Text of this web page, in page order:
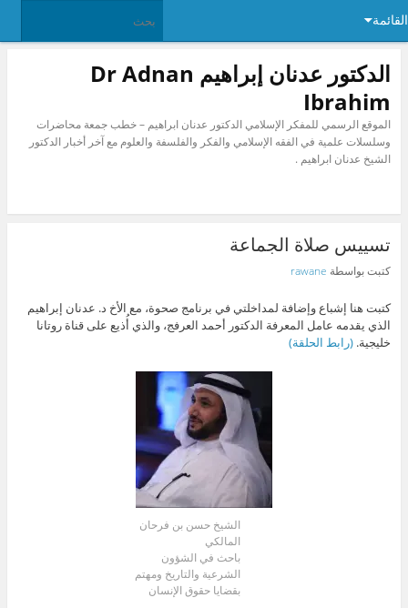
القائمة
الدكتور عدنان إبراهيم Dr Adnan
Ibrahim
الموقع الرسمي للمفكر الإسلامي الدكتور عدنان ابراهيم – خطب جمعة محاضرات
وسلسلات علمية في الفقه الإسلامي والفكر والفلسفة والعلوم مع آخر أخبار الدكتور
الشيخ عدنان ابراهيم .
تسييس صلاة الجماعة
كتبت بواسطة rawane
كتبت هنا إشباع وإضافة لمداخلتي في برنامج صحوة، مع الأخ د. عدنان إبراهيم
الذي يقدمه عامل المعرفة الدكتور أحمد العرفج، والذي أُذيع على قناة روتانا
خليجية. (رابط الحلقة)
الشيخ حسن بن فرحان
المالكي
باحث في الشؤون
الشرعية والتاريخ ومهتم
بقضايا حقوق الإنسان